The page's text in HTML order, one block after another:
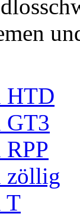
HTD
GT3
zöllig
T